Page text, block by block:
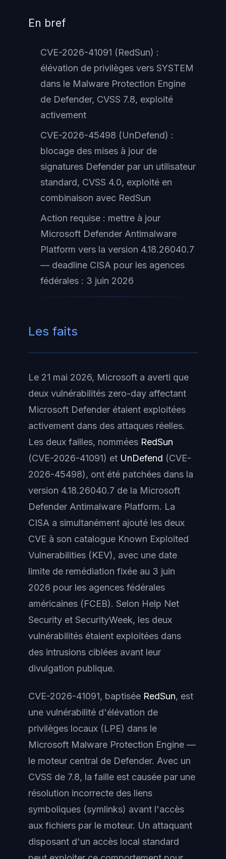
En bref
CVE-2026-41091 (RedSun) :
élévation de privilèges vers SYSTEM
dans le Malware Protection Engine
de Defender, CVSS 7.8, exploité
activement
CVE-2026-45498 (UnDefend) :
blocage des mises à jour de
signatures Defender par un utilisateur
standard, CVSS 4.0, exploité en
combinaison avec RedSun
Action requise : mettre à jour
Microsoft Defender Antimalware
Platform vers la version 4.18.26040.7
— deadline CISA pour les agences
fédérales : 3 juin 2026
Les faits
Le 21 mai 2026, Microsoft a averti que
deux vulnérabilités zero-day affectant
Microsoft Defender étaient exploitées
activement dans des attaques réelles.
Les deux failles, nommées RedSun
(CVE-2026-41091) et UnDefend (CVE-
2026-45498), ont été patchées dans la
version 4.18.26040.7 de la Microsoft
Defender Antimalware Platform. La
CISA a simultanément ajouté les deux
CVE à son catalogue Known Exploited
Vulnerabilities (KEV), avec une date
limite de remédiation fixée au 3 juin
2026 pour les agences fédérales
américaines (FCEB). Selon Help Net
Security et SecurityWeek, les deux
vulnérabilités étaient exploitées dans
des intrusions ciblées avant leur
divulgation publique.
CVE-2026-41091, baptisée RedSun, est
une vulnérabilité d'élévation de
privilèges locaux (LPE) dans le
Microsoft Malware Protection Engine —
le moteur central de Defender. Avec un
CVSS de 7.8, la faille est causée par une
résolution incorrecte des liens
symboliques (symlinks) avant l'accès
aux fichiers par le moteur. Un attaquant
disposant d'un accès local standard